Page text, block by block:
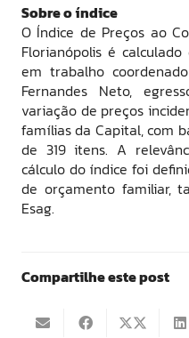
Sobre o índice
O Índice de Preços ao
Florianópolis é calculado
em trabalho
Fernandes Neto,
variação de preços
famílias da Capital, com
de 319 itens. A
cálculo do índice foi
de orçamento familiar,
Esag.
Compartilhe este post